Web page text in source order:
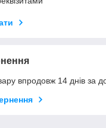
впродовж 14 днів за